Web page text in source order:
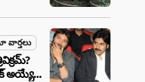
వార్తలు
అయ్యే